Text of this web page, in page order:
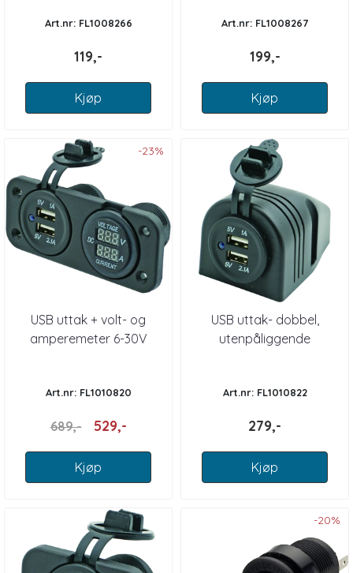
Art.nr: FL1008266
119,-
Kjøp
Art.nr: FL1008267
199,-
Kjøp
-23%
USB uttak + volt- og
amperemeter 6-30V
Art.nr: FL1010820
689,- 529,-
Kjøp
USB uttak- dobbel,
utenpåliggende
Art.nr: FL1010822
279,-
Kjøp
-20%